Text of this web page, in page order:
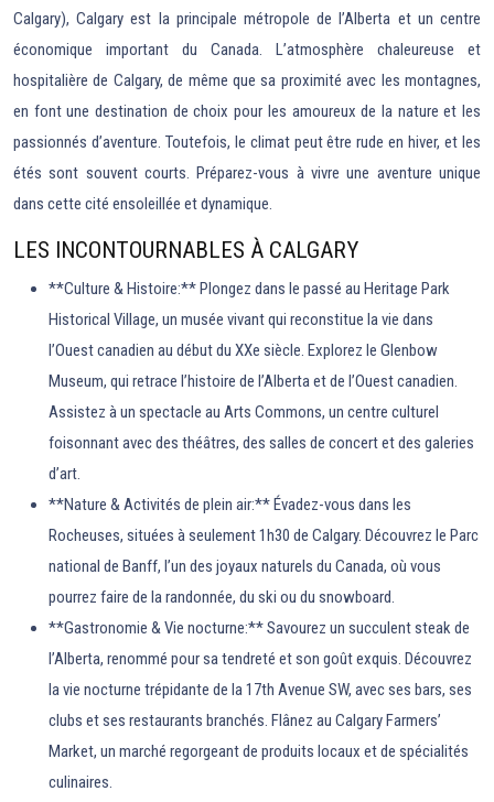
Calgary), Calgary est la principale métropole de l’Alberta et un centre
économique important du Canada. L’atmosphère chaleureuse et
hospitalière de Calgary, de même que sa proximité avec les montagnes,
en font une destination de choix pour les amoureux de la nature et les
passionnés d’aventure. Toutefois, le climat peut être rude en hiver, et les
étés sont souvent courts. Préparez-vous à vivre une aventure unique
dans cette cité ensoleillée et dynamique.
LES INCONTOURNABLES À CALGARY
**Culture & Histoire:** Plongez dans le passé au Heritage Park
Historical Village, un musée vivant qui reconstitue la vie dans
l’Ouest canadien au début du XXe siècle. Explorez le Glenbow
Museum, qui retrace l’histoire de l’Alberta et de l’Ouest canadien.
Assistez à un spectacle au Arts Commons, un centre culturel
foisonnant avec des théâtres, des salles de concert et des galeries
d’art.
**Nature & Activités de plein air:** Évadez-vous dans les
Rocheuses, situées à seulement 1h30 de Calgary. Découvrez le Parc
national de Banff, l’un des joyaux naturels du Canada, où vous
pourrez faire de la randonnée, du ski ou du snowboard.
**Gastronomie & Vie nocturne:** Savourez un succulent steak de
l’Alberta, renommé pour sa tendreté et son goût exquis. Découvrez
la vie nocturne trépidante de la 17th Avenue SW, avec ses bars, ses
clubs et ses restaurants branchés. Flânez au Calgary Farmers’
Market, un marché regorgeant de produits locaux et de spécialités
culinaires.